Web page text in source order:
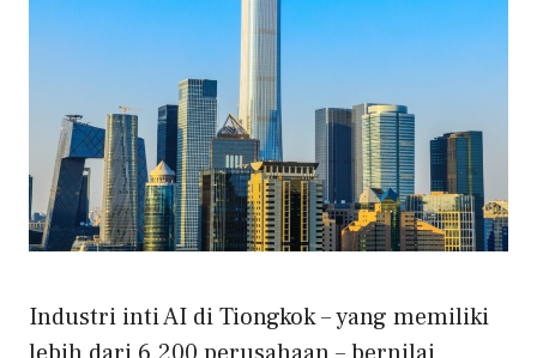
Industri inti AI di Tiongkok – yang memiliki